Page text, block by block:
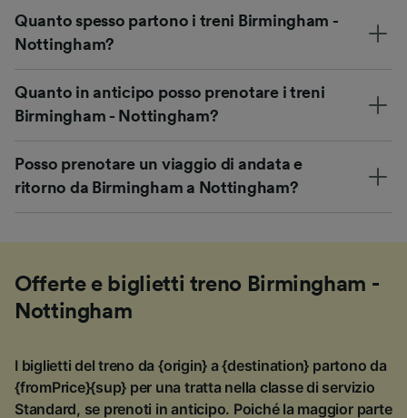
Quanto spesso partono i treni Birmingham -
Nottingham?
Quanto in anticipo posso prenotare i treni
Birmingham - Nottingham?
Posso prenotare un viaggio di andata e
ritorno da Birmingham a Nottingham?
Offerte e biglietti treno Birmingham -
Nottingham
I biglietti del treno da {origin} a {destination} partono da
{fromPrice}{sup} per una tratta nella classe di servizio
Standard, se prenoti in anticipo. Poiché la maggior parte